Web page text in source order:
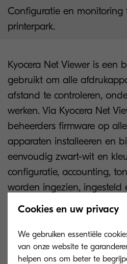
Configuratie en monitoring
printerpark.
Kyocera Net Viewer is een
gebruikt om alle
afstand te controleren,
werken. Via Kyocera Net
beheerders firmware op
apparaten installeeren en
eenvoudig zwart-wit en
configuratie, accounting,
worden ingezien, ingesteld
Cookies en uw privacy
We gebruiken essentiële
van onze website te
helpen ons om beter te